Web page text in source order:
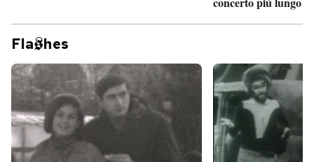
Fla hes